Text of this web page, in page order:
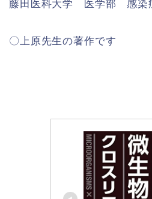
藤田医科大学 医学部 感染
〇上原先生の著作です